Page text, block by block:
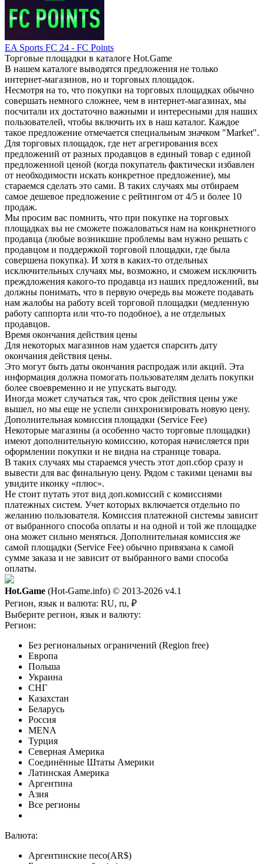
EA Sports FC 24 - FC Points
Торговые площадки в каталоге Hot.Game
В нашем каталоге выводятся предложения не только
интернет-магазинов, но и торговых площадок.
Несмотря на то, что покупки на торговых площадках обычно
совершать немного сложнее, чем в интернет-магазинах, мы
посчитали их достаточно важными и интересными для наших
пользователей, чтобы включить их в наш каталог. Каждое
такое предложение отмечается специальным значком "Market".
Для торговых площадок, где нет агрегирования всех
предложений от разных продавцов в единый товар с единой
предложенной ценой (когда покупатель фактически избавлен
от необходимости искать конкретное предложение), мы
стараемся сделать это сами. В таких случаях мы отбираем
самое дешевое предложение с рейтингом от 4/5 и более 10
продаж.
Мы просим вас помнить, что при покупке на торговых
площадках вы не сможете пожаловаться нам на конкрнетного
продавца (любые возникшие проблемы вам нужно решать с
продавцом и поддержкой торговой площадки, где была
совершена покупка). И хотя в каких-то отдельных
исключительных случаях мы, возможно, и сможем исключить
преждложения какого-то продавца из наших предложений, вы
должны понимать, что в первую очередь вы можете подавать
нам жалобы на работу всей торговой площадки (медленную
работу саппорта или что-то подобное), а не отдельных
продавцов.
Время окончания действия цены
Для некоторых магазинов нам удается спарсить дату
окончания действия цены.
Это могут быть даты окончания распродаж или акций. Эта
информация должна помогать пользователям делать покупки
более своевременно и не упускать выгоду.
Иногда может случаться так, что срок действия цены уже
вышел, но мы еще не успели синхронизировать новую цену.
Дополнительная комиссия площадки (Service Fee)
Некоторые магазины (а особенно часто торговые площадки)
имеют дополнительную комиссию, которая начисляется при
оформлении покупки и не видна на странице товара.
В таких случаях мы стараемся учесть этот доп.сбор сразу и
вывести для вас финальную цену. Рядом с такими ценами вы
увидите иконку «плюс».
Не стоит путать этот вид доп.комиссий с комиссиями
платежных систем. Учет которых включается отдельно по
желанию пользователя. Комиссия платежной системы зависит
от выбранного способа оплаты и на одной и той же площадке
она может сильно меняться. Дополнительная комиссия же
самой площадки (Service Fee) обычно привязана к самой
сумме заказа и не зависит от выбранного вами способа
оплаты.
Hot.Game (Hot-Game.info) © 2013-2026 v4.1
Регион, язык и валюта: RU, ru, ₽
Выберите регион, язык и валюту:
Регион:
Без региональных ограничений (Region free)
Европа
Польша
Украина
СНГ
Казахстан
Беларусь
Россия
MENA
Турция
Северная Америка
Соединённые Штаты Америки
Латинская Америка
Аргентина
Азия
Все регионы
Валюта:
Аргентинские песо(AR$)